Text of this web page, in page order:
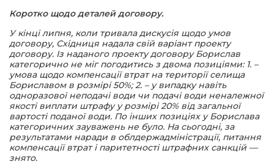
Коротко щодо деталей договору.
У кінці липня, коли тривала дискусія щодо умов
договору, Східниця надала свій варіант проекту
договору. Із наданого проекту договору Борислав
категорично не міг погодитись з двома позиціями: 1. –
умова щодо компенсації втрат на території селища
Бориславом в розмірі 50%; 2. – у випадку навіть
одноразової неподачі води чи подачі води неналежної
якості виплати штрафу у розмірі 20% від загальної
вартості поданої води. По інших позиціях у Борислава
категоричних зауважень не було. На сьогодні, за
результатами наради в облдержадміністрації, питання
компенсації втрат і паритетності штрафних санкцій —
знято.